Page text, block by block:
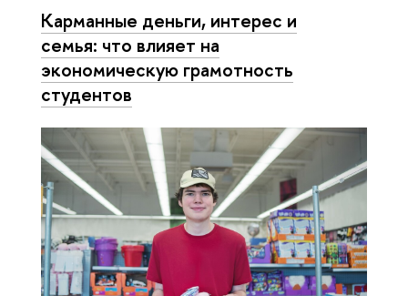
Карманные деньги, интерес и
семья: что влияет на
экономическую грамотность
студентов